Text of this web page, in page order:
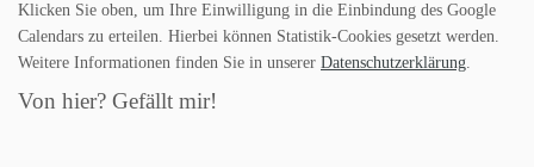
Klicken Sie oben, um Ihre Einwilligung in die Einbindung des Google
Calendars zu erteilen. Hierbei können Statistik-Cookies gesetzt werden.
Weitere Informationen finden Sie in unserer Datenschutzerklärung.
Von hier? Gefällt mir!